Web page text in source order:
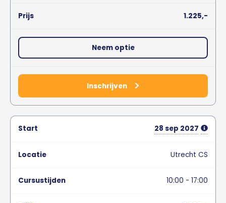
1.225,-
Neem optie
Inschrijven
28 sep 2027
Utrecht CS
10:00 - 17:00